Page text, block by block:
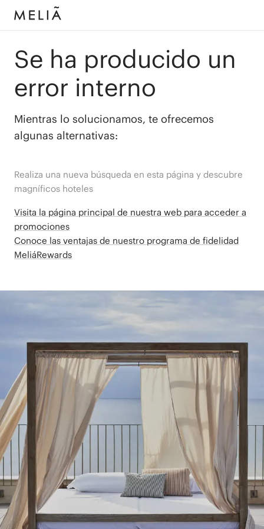
Se ha producido un
error interno
Mientras lo solucionamos, te ofrecemos
algunas alternativas:
Realiza una nueva búsqueda en esta página y descubre
magníficos hoteles
Visita la página principal de nuestra web para acceder a
promociones
Conoce las ventajas de nuestro programa de fidelidad
MeliáRewards